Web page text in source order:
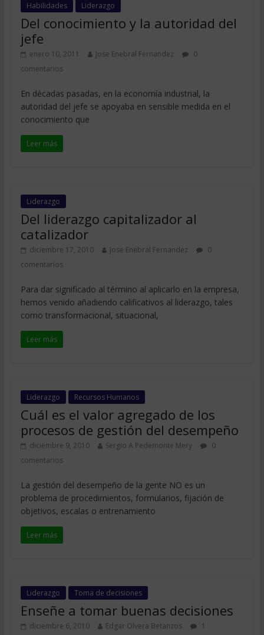
Habilidades Liderazgo
Del conocimiento y la autoridad del
jefe
enero 10, 2011 Jose Enebral Fernandez
0
comentarios
En décadas pasadas, en la economía industrial, la
autoridad del jefe se apoyaba en sensible medida en el
conocimiento que
Leer más
Liderazgo
Del liderazgo capitalizador al
catalizador
diciembre 17, 2010 Jose Enebral Fernandez
0
comentarios
Para dar significado al término al aplicarlo en la empresa,
hemos venido añadiendo calificativos al liderazgo, tales
como transformacional, situacional,
Leer más
Liderazgo Recursos Humanos
Cuál es el valor agregado de los
procesos de gestión del desempeño
diciembre 9, 2010 Sergio A Pedemonte Mery
0
comentarios
La gestión del desempeño de la gente NO es un
problema de procedimientos, formularios, fijación de
objetivos, escalas o entrenamiento
Leer más
Liderazgo Toma de decisiones
Enseñe a tomar buenas decisiones
diciembre 6, 2010 Edgar Olvera Betanzos
1